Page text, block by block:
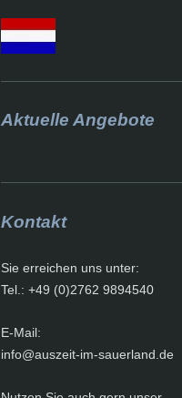
Aktuelle Angebote
Kontakt
Sie erreichen uns unter:
Tel.: +49 (0)2762 9894540
E-Mail:
info@auszeit-im-sauerland.de